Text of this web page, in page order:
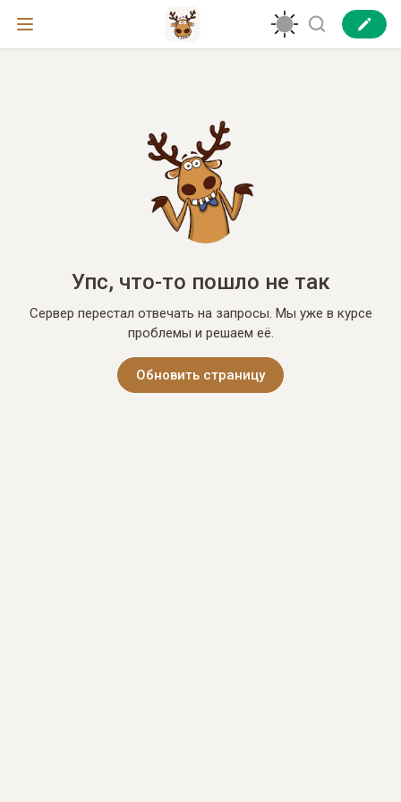
Упс, что-то пошло не так
Сервер перестал отвечать на запросы. Мы уже в курсе
проблемы и решаем её.
Обновить страницу